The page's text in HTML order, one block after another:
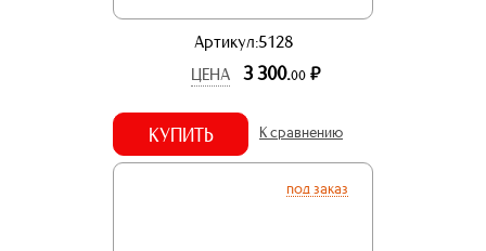
Артикул:5128
ЦЕНА
3 300.00 р.
КУПИТЬ К сравнению
под заказ